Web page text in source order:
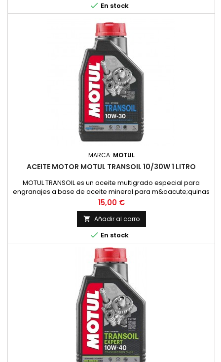
 En stock
MARCA: MOTUL
ACEITE MOTOR MOTUL TRANSOIL 10/30W 1 LITRO
MOTUL TRANSOIL es un aceite multigrado especial para
engranajes a base de aceite mineral para m&aacute;quinas
de dos tiempos con lubricaci&oacute;n separada de los
engranajes. Corresponde a la recomendaci&oacute;n de
YAMAHA para estas transmisiones.ESPECIFICACIONES /
NORMAS:NORMAS: SAE 10W-30VENTAJAS ESPECIALES:- Permite
un cambio de marchas f&aacute;cil...
Precio
15,00 €
 Añadir al carro
 En stock